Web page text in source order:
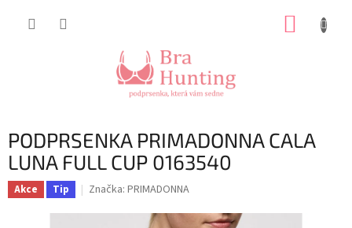
PODPRSENKA PRIMADONNA CALA
LUNA FULL CUP 0163540
Akce Tip Značka: PRIMADONNA